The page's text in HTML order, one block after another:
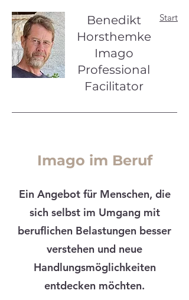
Benedikt
Horsthemke
Imago
Professional
Facilitator
Start
Imago im Beruf
Ein Angebot für Menschen, die
sich selbst im Umgang mit
beruflichen Belastungen besser
verstehen und neue
Handlungsmöglichkeiten
entdecken möchten.